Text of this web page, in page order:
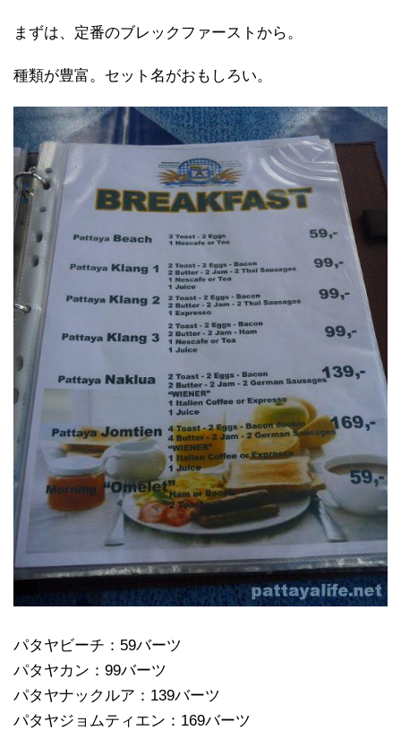
まずは、定番のブレックファーストから。
種類が豊富。セット名がおもしろい。
パタヤビーチ：59バーツ
パタヤカン：99バーツ
パタヤナックルア：139バーツ
パタヤジョムティエン：169バーツ